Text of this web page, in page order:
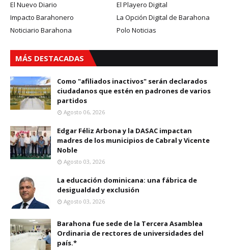
El Nuevo Diario
El Playero Digital
Impacto Barahonero
La Opción Digital de Barahona
Noticiario Barahona
Polo Noticias
MÁS DESTACADAS
Como "afiliados inactivos" serán declarados
ciudadanos que estén en padrones de varios
partidos
Agosto 06, 2026
Edgar Féliz Arbona y la DASAC impactan
madres de los municipios de Cabral y Vicente
Noble
Agosto 03, 2026
La educación dominicana: una fábrica de
desigualdad y exclusión
Agosto 03, 2026
Barahona fue sede de la Tercera Asamblea
Ordinaria de rectores de universidades del
país.*